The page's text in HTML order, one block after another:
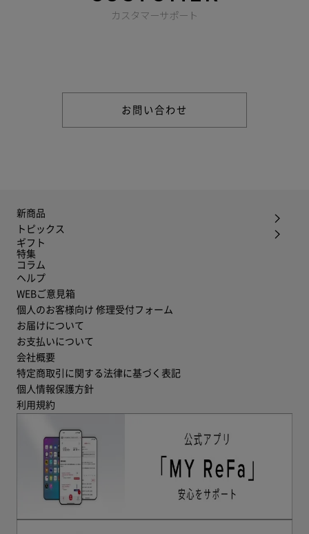
カスタマーサポート
お問い合わせ
新商品
トピックス
ギフト
特集
コラム
ヘルプ
WEBご意見箱
個人のお客様向け 修理受付フォーム
お届けについて
お支払いについて
会社概要
特定商取引に関する法律に基づく表記
個人情報保護方針
利用規約